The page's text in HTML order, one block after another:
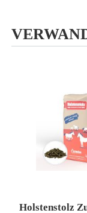
Holstenstolz